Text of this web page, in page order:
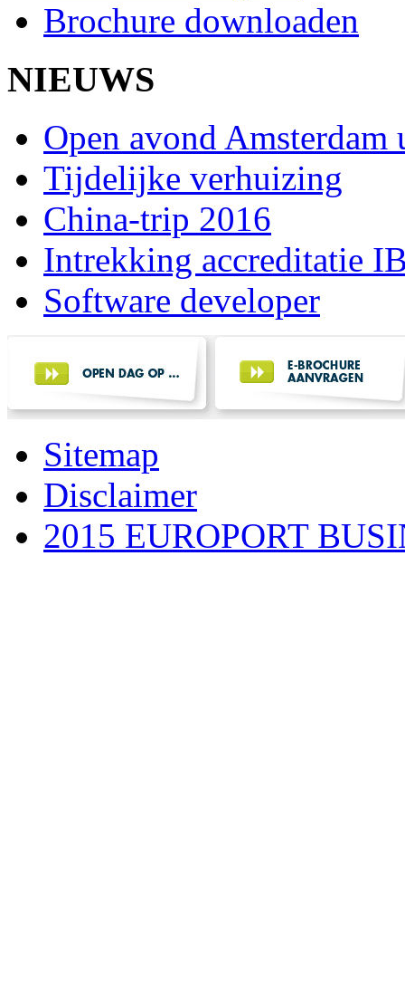
Brochure downloaden
NIEUWS
Open avond Amsterdam
Tijdelijke verhuizing
China-trip 2016
Intrekking accreditatie
Software developer
Sitemap
Disclaimer
2015 EUROPORT